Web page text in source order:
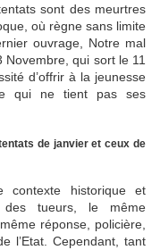
sont des meurtres
où règne sans limite
ouvrage, Notre mal
qui sort le 11
d’offrir à la jeunesse
qui ne tient pas ses
de janvier et ceux de
historique et
des tueurs, le même
réponse, policière,
l’Etat. Cependant, tant